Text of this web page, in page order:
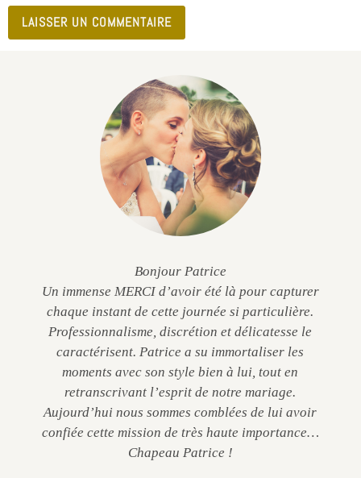
Bonjour Patrice
Un immense MERCI d’avoir été là pour capturer
chaque instant de cette journée si particulière.
Professionnalisme, discrétion et délicatesse le
caractérisent. Patrice a su immortaliser les
moments avec son style bien à lui, tout en
retranscrivant l’esprit de notre mariage.
Aujourd’hui nous sommes comblées de lui avoir
confiée cette mission de très haute importance…
Chapeau Patrice !